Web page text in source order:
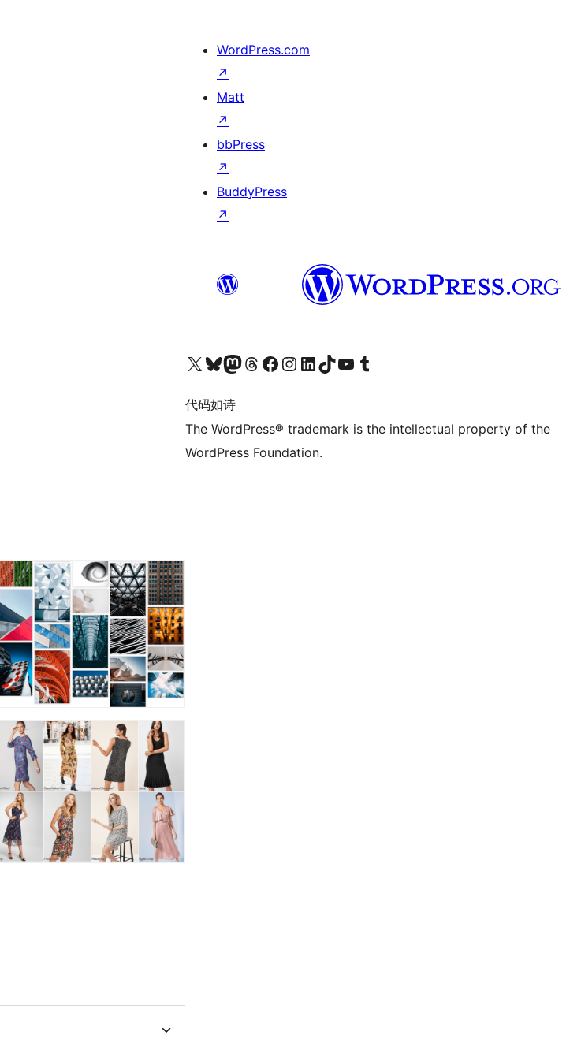
WordPress.com
↗
Matt
↗
bbPress
↗
BuddyPress
↗
关注我们的 X（原 Twitter）账号访问我们的 Bluesky 账号关注我们的 Mastodon 账号访问我们的 Threads 账号 访问我们的 Facebook 公共主页关注我们的 Instagram 账号 关注我们的 LinkedIn 主页访问我们的 TikTok 账号访问我们的 YouTube 频道 访问我们的 Tumblr 账号
代码如诗
The WordPress® trademark is the intellectual property of the
WordPress Foundation.